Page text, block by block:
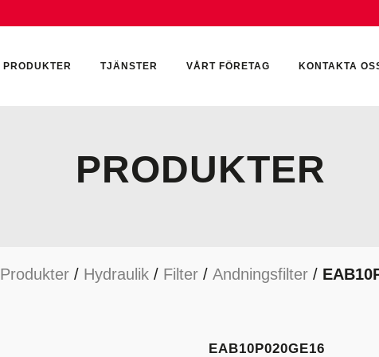
PRODUKTER
HYDRAULIKTILLBEHÖR HYDRAULMOTORER
TJÄNSTER VÅRT FÖRETAG KONTAKTA
PRODUKTER
Produkter/ Hydraulik/ Filter/ Andningsfilter/
EAB10P020GE16